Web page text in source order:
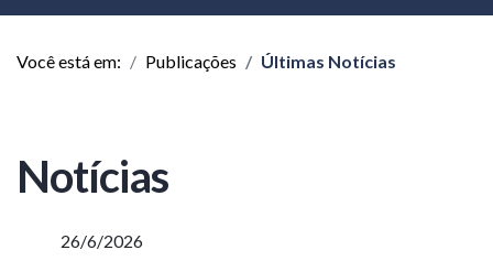
Você está em: Publicações Últimas Notícias
Notícias
26/6/2026